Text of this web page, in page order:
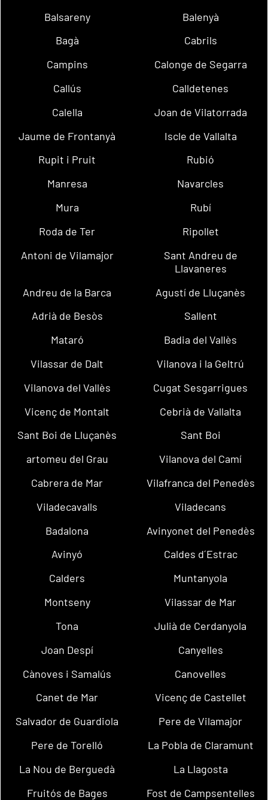
Balsareny
Balenyà
Bagà
Cabrils
Campins
Calonge de Segarra
Callús
Calldetenes
Calella
Joan de Vilatorrada
Jaume de Frontanyà
Iscle de Vallalta
Rupit i Pruit
Rubió
Manresa
Navarcles
Mura
Rubí
Roda de Ter
Ripollet
Antoni de Vilamajor
Sant Andreu de
Llavaneres
Andreu de la Barca
Agustí de Lluçanès
Adrià de Besòs
Sallent
Mataró
Badia del Vallès
Vilassar de Dalt
Vilanova i la Geltrú
Vilanova del Vallès
Cugat Sesgarrigues
Vicenç de Montalt
Cebrià de Vallalta
Sant Boi de Lluçanès
Sant Boi
artomeu del Grau
Vilanova del Camí
Cabrera de Mar
Vilafranca del Penedès
Viladecavalls
Viladecans
Badalona
Avinyonet del Penedès
Avinyó
Caldes d´Estrac
Calders
Muntanyola
Montseny
Vilassar de Mar
Tona
Julià de Cerdanyola
Joan Despí
Canyelles
Cànoves i Samalús
Canovelles
Canet de Mar
Vicenç de Castellet
Salvador de Guardiola
Pere de Vilamajor
Pere de Torelló
La Pobla de Claramunt
La Nou de Berguedà
La Llagosta
Fruitós de Bages
Fost de Campsentelles